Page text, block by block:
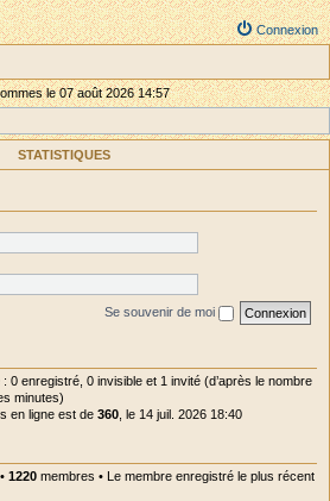
Connexion
le 07 août 2026 14:57
STATISTIQUES
Se souvenir de moi
0 enregistré, 0 invisible et 1 invité (d’après le nombre
minutes)
en ligne est de 360 , le 14 juil. 2026 18:40
1220 membres • Le membre enregistré le plus récent